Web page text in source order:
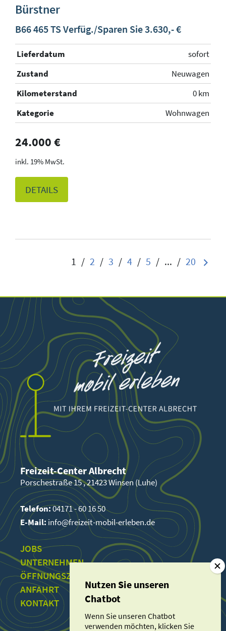
Bürstner
B66 465 TS Verfüg./Sparen Sie 3.630,- €
Lieferdatum
sofort
Zustand
Neuwagen
Kilometerstand
0 km
Kategorie
Wohnwagen
24.000 €
19% MwSt.
DETAILS
1 / 2 / 3 / 4 / 5 / ... / 20
Freizeit-Center Albrecht
Porschestraße 15 , 21423 Winsen (Luhe)
Telefon:04171 - 60 16 50
E-Mail: info@freizeit-mobil-erleben.de
JOBS
UNTERNEHMEN
ÖFFNUNGSZEITEN
ANFAHRT
KONTAKT
Wenn Sie unseren Chatbot
verwenden möchten, klicken Sie